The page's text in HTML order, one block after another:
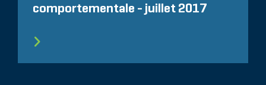
comportementale - juillet 2017